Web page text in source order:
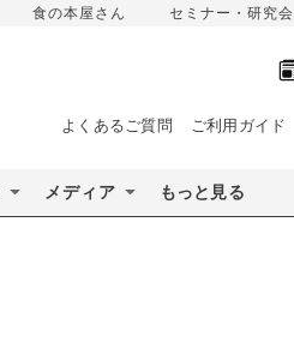
食の本屋さん セミナー・研究会
よくあるご質問 ご利用ガイド
メディア もっと見る